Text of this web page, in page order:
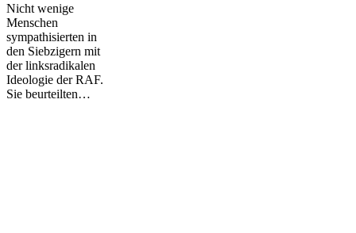
Nicht wenige
Menschen
sympathisierten in
den Siebzigern mit
der linksradikalen
Ideologie der RAF.
Sie beurteilten…